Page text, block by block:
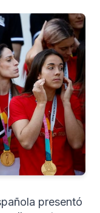
presentó